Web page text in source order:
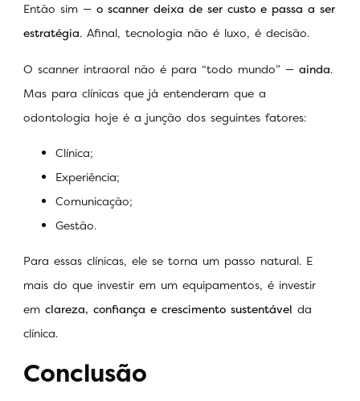
Então sim — o scanner deixa de ser custo e passa a ser
estratégia. Afinal, tecnologia não é luxo, é decisão.
O scanner intraoral não é para “todo mundo” — ainda.
Mas para clínicas que já entenderam que a
odontologia hoje é a junção dos seguintes fatores:
Clínica;
Experiência;
Comunicação;
Gestão.
Para essas clínicas, ele se torna um passo natural. E
mais do que investir em um equipamentos, é investir
em clareza, confiança e crescimento sustentável da
clínica.
Conclusão